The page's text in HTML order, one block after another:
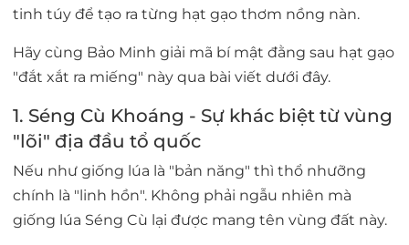
tinh túy để tạo ra từng hạt gạo thơm nồng nàn.
Hãy cùng Bảo Minh giải mã bí mật đằng sau hạt gạo
"đắt xắt ra miếng" này qua bài viết dưới đây.
1. Séng Cù Khoáng - Sự khác biệt từ vùng
"lõi" địa đầu tổ quốc
Nếu như giống lúa là "bản năng" thì thổ nhưỡng
chính là "linh hồn". Không phải ngẫu nhiên mà
giống lúa Séng Cù lại được mang tên vùng đất này.